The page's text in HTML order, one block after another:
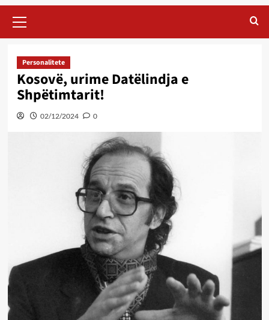
Menu
Personalitete
Kosovë, urime Datëlindja e
Shpëtimtarit!
02/12/2024 0